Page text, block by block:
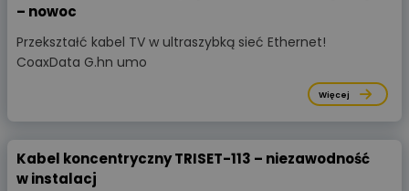
– nowoc
Przekształć kabel TV w ultraszybką sieć Ethernet!
CoaxData G.hn umo
Więcej
Kabel koncentryczny TRISET-113 – niezawodność
w instalacj